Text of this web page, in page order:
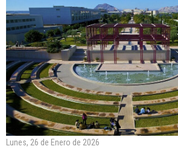
Lunes, 26 de Enero de 2026